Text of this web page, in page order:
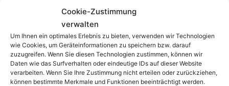
Cookie-Zustimmung
verwalten
Um Ihnen ein optimales Erlebnis zu bieten, verwenden wir Technologien
wie Cookies, um Geräteinformationen zu speichern bzw. darauf
zuzugreifen. Wenn Sie diesen Technologien zustimmen, können wir
Daten wie das Surfverhalten oder eindeutige IDs auf dieser Website
verarbeiten. Wenn Sie Ihre Zustimmung nicht erteilen oder zurückziehen,
können bestimmte Merkmale und Funktionen beeinträchtigt werden.
GEUER Rechtsanwälte OG